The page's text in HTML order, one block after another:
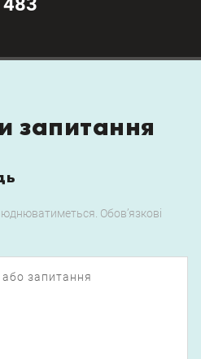
запитання
Обов’язкові